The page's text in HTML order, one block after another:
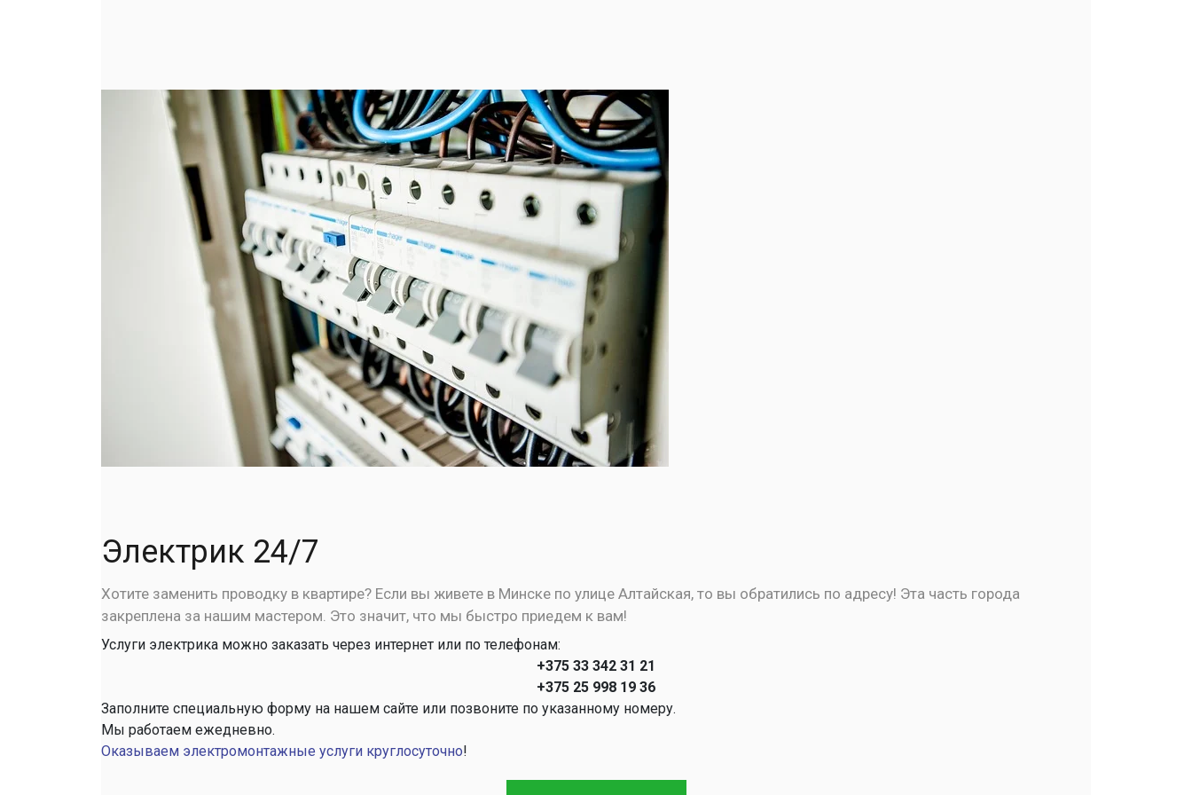
Электрик 24/7
Хотите заменить проводку в квартире? Если вы живете в Минске по улице Алтайская, то вы обратились по адресу! Эта часть города
закреплена за нашим мастером. Это значит, что мы быстро приедем к вам!
Услуги электрика можно заказать через интернет или по телефонам:
+375 33 342 31 21
+375 25 998 19 36
Заполните специальную форму на нашем сайте или позвоните по указанному номеру.
Мы работаем ежедневно.
Оказываем электромонтажные услуги круглосуточно!